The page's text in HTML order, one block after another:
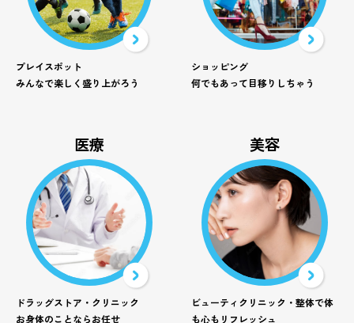
プレイスポット
みんなで楽しく盛り上がろう
ショッピング
何でもあって目移りしちゃう
医療
ドラッグストア・クリニック
お身体のことならお任せ
美容
ビューティクリニック・整体で体
も心もリフレッシュ